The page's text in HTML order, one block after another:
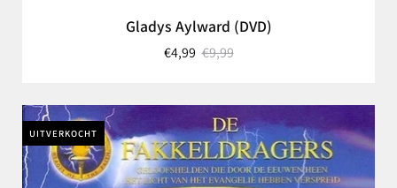
Gladys Aylward (DVD)
€4,99 €9,99
UITVERKOCHT